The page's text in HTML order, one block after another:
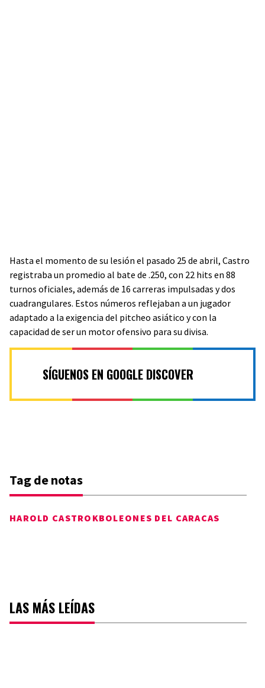
Hasta el momento de su lesión el pasado 25 de abril, Castro
registraba un promedio al bate de .250, con 22 hits en 88
turnos oficiales, además de 16 carreras impulsadas y dos
cuadrangulares. Estos números reflejaban a un jugador
adaptado a la exigencia del pitcheo asiático y con la
capacidad de ser un motor ofensivo para su divisa.
SÍGUENOS EN GOOGLE DISCOVER
Tag de notas
HAROLD CASTRO KBOLEONES DEL CARACAS
LAS MÁS LEÍDAS